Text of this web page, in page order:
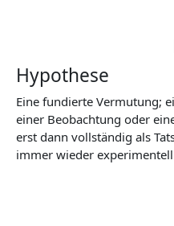
Hypothese
Eine fundierte Vermutung;
einer Beobachtung oder
erst dann vollständig als
immer wieder